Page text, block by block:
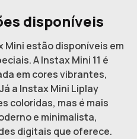
disponíveis
Mini estão disponíveis em
A Instax Mini 11 é
em cores vibrantes,
a Instax Mini Liplay
coloridas, mas é mais
e minimalista,
digitais que oferece.